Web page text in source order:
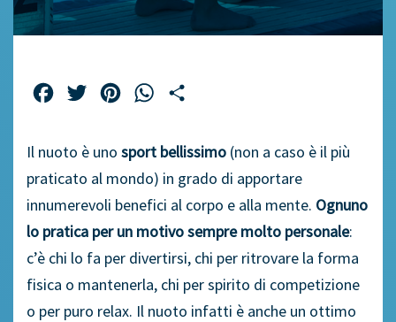
FacebookTwitterPinterestWhatsApp
Il nuoto è uno sport bellissimo (non a caso è il più
praticato al mondo) in grado di apportare
innumerevoli benefici al corpo e alla mente. Ognuno
lo pratica per un motivo sempre molto personale:
c’è chi lo fa per divertirsi, chi per ritrovare la forma
fisica o mantenerla, chi per spirito di competizione
o per puro relax. Il nuoto infatti è anche un ottimo